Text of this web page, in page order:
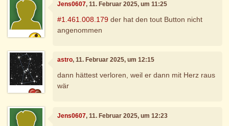
Jens0607, 11. Februar 2025, um 11:25
#1.461.008.179 der hat den tout Button nicht
angenommen
astro, 11. Februar 2025, um 12:15
dann hättest verloren, weil er dann mit Herz raus
wär
Jens0607, 11. Februar 2025, um 12:23